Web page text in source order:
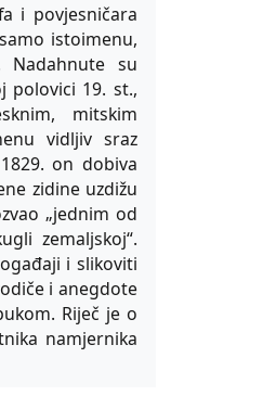
i povjesničara
istoimenu,
Nadahnute su
polovici 19. st.,
mitskim
vidljiv sraz
on dobiva
zidine uzdižu
„jednim od
zemaljskoj“.
i slikoviti
i anegdote
Riječ je o
namjernika